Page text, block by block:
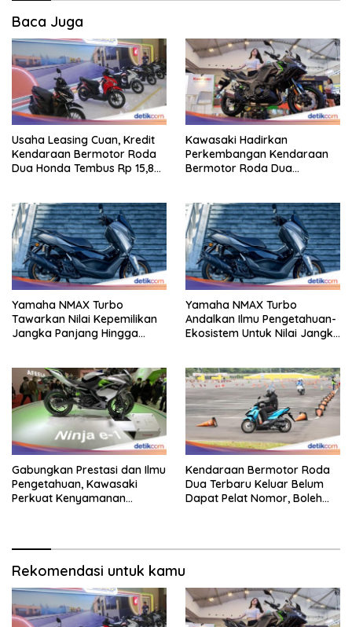
Baca Juga
Usaha Leasing Cuan, Kredit
Kendaraan Bermotor Roda
Dua Honda Tembus Rp 15,8
Kawasaki Hadirkan
Perkembangan Kendaraan
Bermotor Roda Dua
Yamaha NMAX Turbo
Tawarkan Nilai Kepemilikan
Jangka Panjang Hingga
Yamaha NMAX Turbo
Andalkan Ilmu Pengetahuan-
Ekosistem Untuk Nilai Jangka
Gabungkan Prestasi dan Ilmu
Pengetahuan, Kawasaki
Perkuat Kenyamanan
Kendaraan Bermotor Roda
Dua Terbaru Keluar Belum
Dapat Pelat Nomor, Boleh
Rekomendasi untuk kamu